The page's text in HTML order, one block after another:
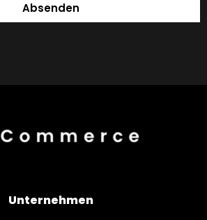
Absenden
Unternehmen